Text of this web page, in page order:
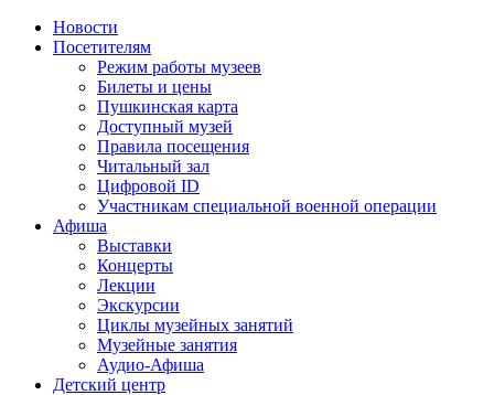
Новости
Посетителям
Режим работы музеев
Билеты и цены
Пушкинская карта
Доступный музей
Правила посещения
Читальный зал
Цифровой ID
Участникам специальной военной операции
Афиша
Выставки
Концерты
Лекции
Экскурсии
Циклы музейных занятий
Музейные занятия
Аудио-Афиша
Детский центр